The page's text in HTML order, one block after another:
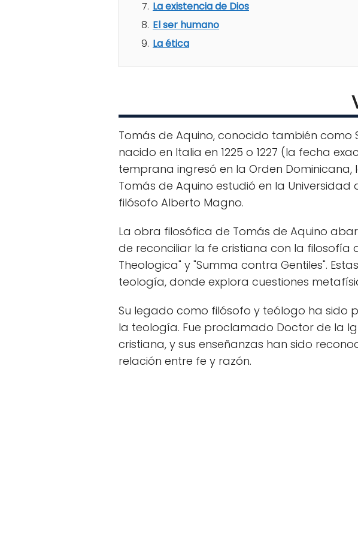
La existencia de Dios
El ser humano
La ética
Tomás de Aquino, conocido también
nacido en Italia en 1225 o 1227 (la fecha
temprana ingresó en la Orden
Tomás de Aquino estudió en la
filósofo Alberto Magno.
La obra filosófica de Tomás de Aquino
de reconciliar la fe cristiana con la filosofía
Theologica" y "Summa contra Gentiles".
teología, donde explora cuestiones
Su legado como filósofo y teólogo ha sido
la teología. Fue proclamado Doctor de la
cristiana, y sus enseñanzas han sido
relación entre fe y razón.